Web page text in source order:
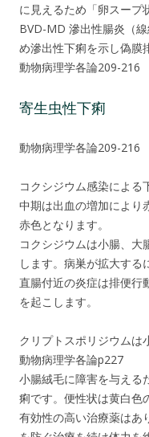
に見えるため「卵スープ
BVD-MD 滲出性腸炎（
め滲出性下痢を示し偽膜
動物病理学各論209-216
寄生虫性下痢
動物病理学各論209-216
コクシジウム感染による
中期は出血の増加により
赤色となります。
コクシジウムは小腸、大
します。病巣が拡大する
直腸付近の炎症は排便行
を起こします。
クリプトスポリジウムは
動物病理学各論p227
小腸絨毛に障害を与える
痢です。便性状は黄白色
有効性の高い治療薬はあ